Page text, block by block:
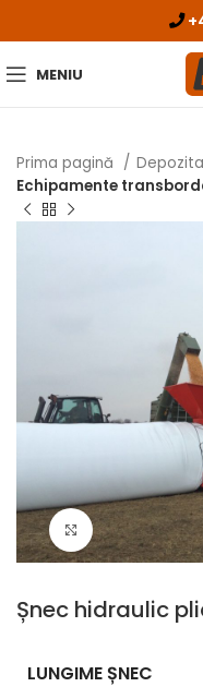
MENIU
Prima pagină
Echipamente
Click pentru
Șnec hidraulic
LUNGIME ȘNEC